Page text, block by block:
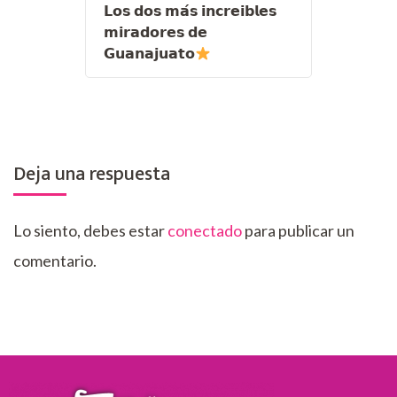
𝗟𝗼𝘀 𝗱𝗼𝘀 𝗺𝗮́𝘀 𝗶𝗻𝗰𝗿𝗲𝗶𝗯𝗹𝗲𝘀
𝗺𝗶𝗿𝗮𝗱𝗼𝗿𝗲𝘀 𝗱𝗲
𝗚𝘂𝗮𝗻𝗮𝗷𝘂𝗮𝘁𝗼
Deja una respuesta
Lo siento, debes estarconectadopara publicar un
comentario.